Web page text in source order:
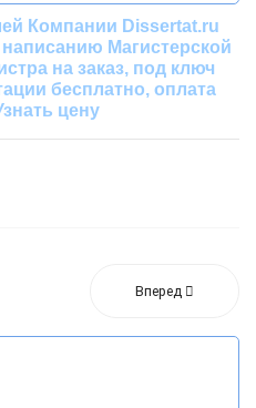
Компании Dissertat.ru
Магистерской
на заказ, под ключ
бесплатно, оплата
цену
Вперед